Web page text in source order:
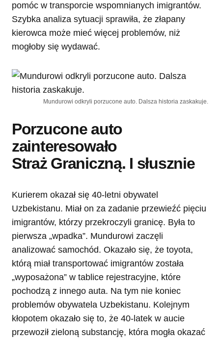
pomóc w transporcie wspomnianych imigrantów.
Szybka analiza sytuacji sprawiła, że złapany
kierowca może mieć więcej problemów, niż
mogłoby się wydawać.
Mundurowi odkryli porzucone auto. Dalsza historia zaskakuje.
Porzucone auto
zainteresowało
Straż Graniczną. I słusznie
Kurierem okazał się 40-letni obywatel
Uzbekistanu. Miał on za zadanie przewieźć pięciu
imigrantów, którzy przekroczyli granicę. Była to
pierwsza „wpadka”. Mundurowi zaczęli
analizować samochód. Okazało się, że toyota,
którą miał transportować imigrantów została
„wyposażona” w tablice rejestracyjne, które
pochodzą z innego auta. Na tym nie koniec
problemów obywatela Uzbekistanu. Kolejnym
kłopotem okazało się to, że 40-latek w aucie
przewoził zieloną substancję, która mogła okazać